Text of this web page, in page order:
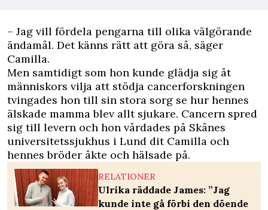
– Jag vill fördela pengarna till olika välgörande
ändamål. Det känns rätt att göra så, säger
Camilla.
Men samtidigt som hon kunde glädja sig åt
människors vilja att stödja cancerforskningen
tvingades hon till sin stora sorg se hur hennes
älskade mamma blev allt sjukare. Cancern spred
sig till levern och hon vårdades på Skånes
universitetssjukhus i Lund dit Camilla och
hennes bröder åkte och hälsade på.
RELATIONER
Ulrika räddade James: ”Jag
kunde inte gå förbi den döende